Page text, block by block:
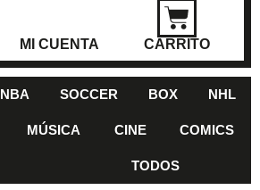
MI CUENTA CARRITO
NBA SOCCER BOX NHL
MÚSICA CINE COMICS
TODOS